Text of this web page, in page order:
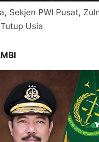
Sekjen PWI Pusat,
Usia